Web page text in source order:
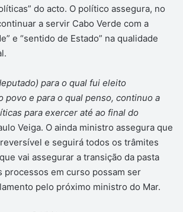
do acto. O político assegura, no
a servir Cabo Verde com a
e “sentido de Estado” na qualidade
para o qual fui eleito
povo e para o qual penso, continuo a
para exercer até ao final do
Veiga. O ainda ministro assegura que
e seguirá todos os trâmites
vai assegurar a transição da pasta
processos em curso possam ser
pelo próximo ministro do Mar.